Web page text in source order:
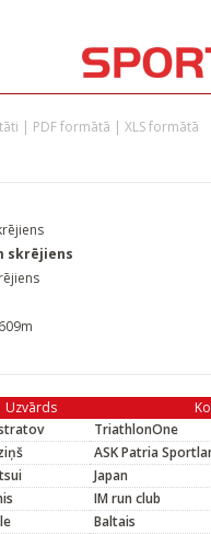
| PDF formātā | XLS formātā
skrējiens
Uzvārds
TriathlonOne
ASK Patria
Japan
IM run club
Baltais